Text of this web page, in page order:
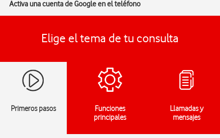
Activa una cuenta de Google en el teléfono
Elige el tema de tu consulta
Primeros pasos
Funciones
principales
Llamadas y
mensajes